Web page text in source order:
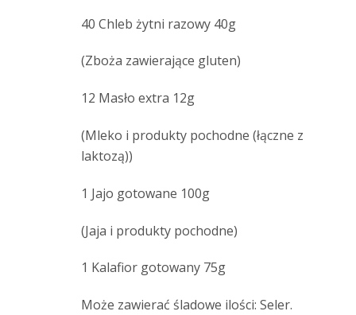
40 Chleb żytni razowy 40g
(Zboża zawierające gluten)
12 Masło extra 12g
(Mleko i produkty pochodne (łączne z
laktozą))
1 Jajo gotowane 100g
(Jaja i produkty pochodne)
1 Kalafior gotowany 75g
Może zawierać śladowe ilości: Seler.